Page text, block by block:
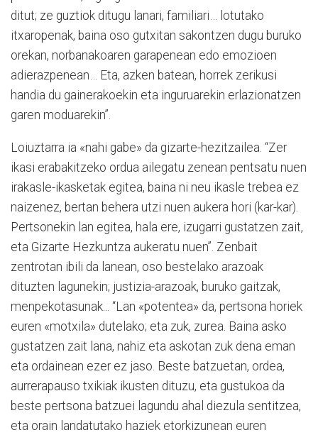
ditut; ze guztiok ditugu lanari, familiari… lotutako
itxaropenak, baina oso gutxitan sakontzen dugu buruko
orekan, norbanakoaren garapenean edo emozioen
adierazpenean… Eta, azken batean, horrek zerikusi
handia du gainerakoekin eta inguruarekin erlazionatzen
garen moduarekin”.
Loiuztarra ia «nahi gabe» da gizarte-hezitzailea. “Zer
ikasi erabakitzeko ordua ailegatu zenean pentsatu nuen
irakasle-ikasketak egitea, baina ni neu ikasle trebea ez
naizenez, bertan behera utzi nuen aukera hori (kar-kar).
Pertsonekin lan egitea, hala ere, izugarri gustatzen zait,
eta Gizarte Hezkuntza aukeratu nuen”. Zenbait
zentrotan ibili da lanean, oso bestelako arazoak
dituzten lagunekin; justizia-arazoak, buruko gaitzak,
menpekotasunak... “Lan «potentea» da, pertsona horiek
euren «motxila» dutelako; eta zuk, zurea. Baina asko
gustatzen zait lana, nahiz eta askotan zuk dena eman
eta ordainean ezer ez jaso. Beste batzuetan, ordea,
aurrerapauso txikiak ikusten dituzu, eta gustukoa da
beste pertsona batzuei lagundu ahal diezula sentitzea,
eta orain landatutako haziek etorkizunean euren